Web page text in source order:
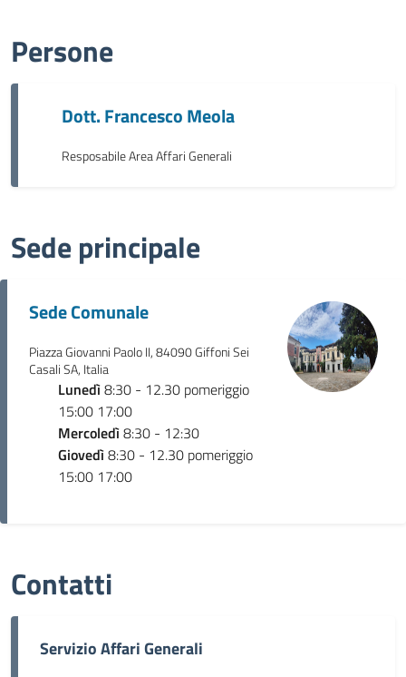
Persone
Dott. Francesco Meola
Resposabile Area Affari Generali
Sede principale
Sede Comunale
Piazza Giovanni Paolo II, 84090 Giffoni Sei
Casali SA, Italia
Lunedì8:30 - 12.30 pomeriggio
15:00 17:00
Mercoledì8:30 - 12:30
Giovedì8:30 - 12.30 pomeriggio
15:00 17:00
Contatti
Servizio Affari Generali